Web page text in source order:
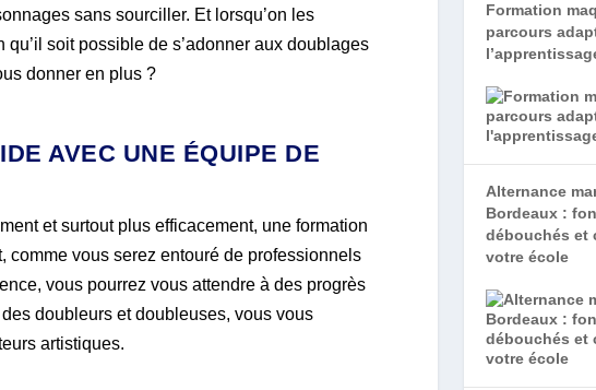
sans sourciller. Et lorsqu’on les
soit possible de s’adonner aux doublages
donner en plus ?
AVEC UNE ÉQUIPE DE
et surtout plus efficacement, une formation
comme vous serez entouré de professionnels
vous pourrez vous attendre à des progrès
doubleurs et doubleuses, vous vous
artistiques.
Formation
parcours
Alternance
Bordeaux :
débouchés et
votre école